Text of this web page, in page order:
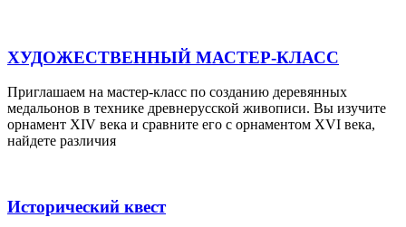
ХУДОЖЕСТВЕННЫЙ МАСТЕР-КЛАСС
Приглашаем на мастер-класс по созданию деревянных
медальонов в технике древнерусской живописи. Вы изучите
орнамент XIV века и сравните его с орнаментом XVI века,
найдете различия
Исторический квест